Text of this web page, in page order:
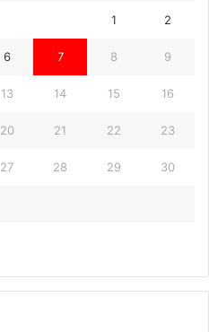
1 2
6 7 8 9
13 14 15 16
20 21 22 23
27 28 29 30